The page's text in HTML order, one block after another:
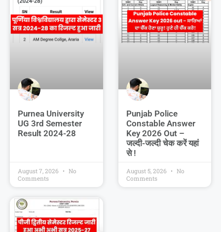
Purnea University
UG 3rd Semester
Result 2024-28
August 7, 2026
No
Comments
Punjab Police
Constable Answer
Key 2026 Out –
जल्दी-जल्दी चेक करें यहां
से !
August 5, 2026
No
Comments